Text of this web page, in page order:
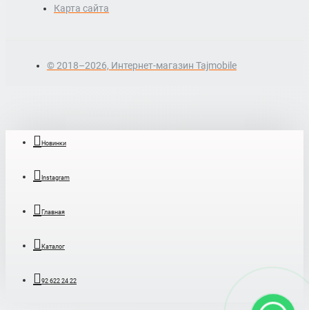
Карта сайта
© 2018–2026, Интернет-магазин Tajmobile
Новинки
Instagram
Главная
Каталог
92 622 24 22